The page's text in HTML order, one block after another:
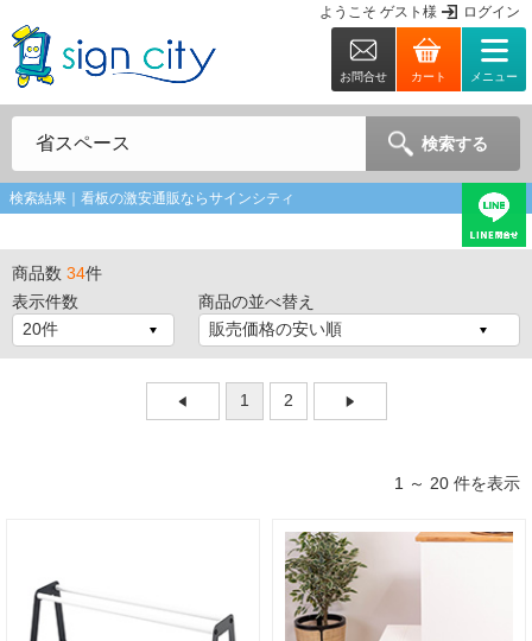
ようこそ ゲスト 様 ログイン
お問合せ カート メニュー
検索する
検索結果｜看板の激安通販ならサインシティ
商品数 34件
表示件数
商品の並べ替え
1 2
1 ～ 20 件を表示